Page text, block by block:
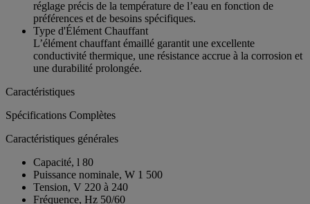
réglage précis de la température de l’eau en fonction de
préférences et de besoins spécifiques.
Type d'Élément Chauffant
L’élément chauffant émaillé garantit une excellente
conductivité thermique, une résistance accrue à la corrosion et
une durabilité prolongée.
Caractéristiques
Spécifications Complètes
Caractéristiques générales
Capacité, l 80
Puissance nominale, W 1 500
Tension, V 220 à 240
Fréquence, Hz 50/60